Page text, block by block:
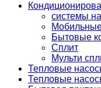
системы
Бытовые
Сплит
Мульти
Тепловые
Тепловые